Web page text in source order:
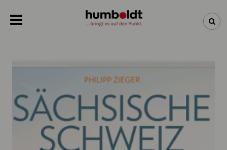
NEUHEITEN
BÜCHER
ÜBER UNS